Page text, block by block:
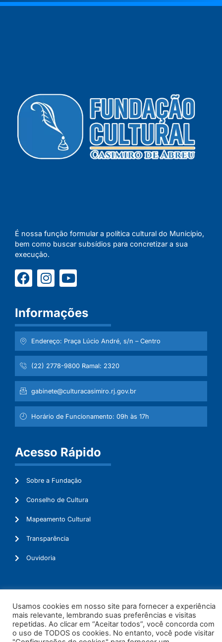
É nossa função formular a política cultural do Município,
bem como buscar subsídios para concretizar a sua
execução.
Informações
Endereço: Praça Lúcio André, s/n – Centro
(22) 2778-9800 Ramal: 2320
gabinete@culturacasimiro.rj.gov.br
Horário de Funcionamento: 09h às 17h
Acesso Rápido
Sobre a Fundação
Conselho de Cultura
Mapeamento Cultural
Transparência
Ouvidoria
© 2026. Todos os Direitos Reservados.
Usamos cookies em nosso site para fornecer a experiência
mais relevante, lembrando suas preferências e visitas
repetidas. Ao clicar em “Aceitar todos”, você concorda com
o uso de TODOS os cookies. No entanto, você pode visitar